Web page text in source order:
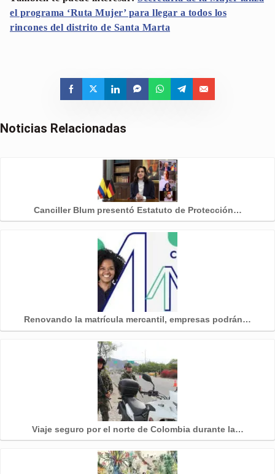
el programa ‘Ruta Mujer’ para llegar a todos los
rincones del distrito de Santa Marta
Noticias Relacionadas
Canciller Blum presentó Estatuto de Protección…
Renovando la matrícula mercantil, empresas podrán…
Viaje seguro por el norte de Colombia durante la…